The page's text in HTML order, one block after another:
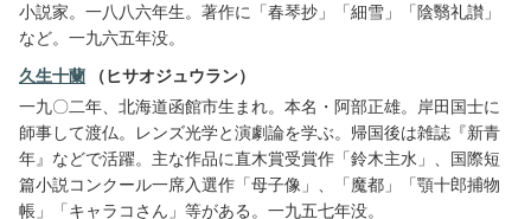
小説家。一八八六年生。著作に「春琴抄」「細雪」「陰翳礼讃」
など。一九六五年没。
久生十蘭 （ヒサオジュウラン）
一九〇二年、北海道函館市生まれ。本名・阿部正雄。岸田国士に
師事して渡仏。レンズ光学と演劇論を学ぶ。帰国後は雑誌『新青
年』などで活躍。主な作品に直木賞受賞作「鈴木主水」、国際短
篇小説コンクール一席入選作「母子像」、「魔都」「顎十郎捕物
帳」「キャラコさん」等がある。一九五七年没。